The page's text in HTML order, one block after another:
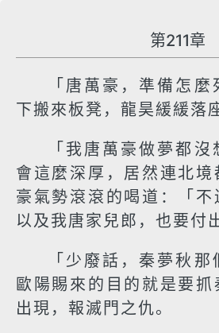
第211章
「唐萬豪，準備怎
下搬來板凳，龍昊緩緩落
「我唐萬豪做夢都
會這麼深厚，居然連北境
豪氣勢滾滾的喝道：「不
以及我唐家兒郎，也要付
「少廢話，秦夢秋那
歐陽賜來的目的就是要抓
出現，報滅門之仇。